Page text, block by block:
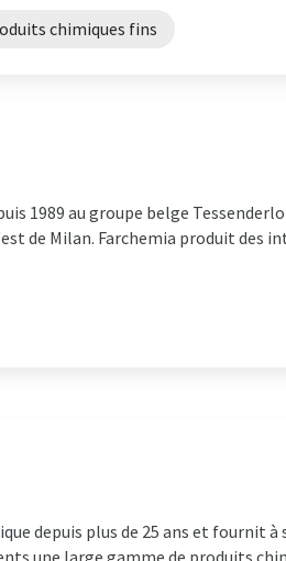
chimiques fins
1989 au groupe belge
de Milan. Farchemia produit
depuis plus de 25 ans et fournit
une large gamme de produits